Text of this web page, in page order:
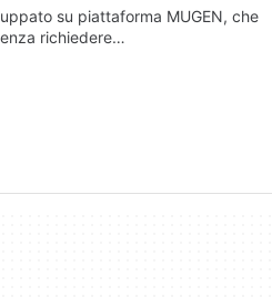
su piattaforma MUGEN, che
richiedere…